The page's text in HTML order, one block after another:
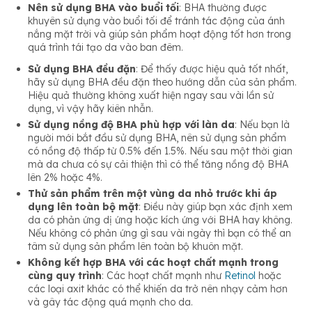
Nên sử dụng BHA vào buổi tối: BHA thường được
khuyên sử dụng vào buổi tối để tránh tác động của ánh
nắng mặt trời và giúp sản phẩm hoạt động tốt hơn trong
quá trình tái tạo da vào ban đêm.
Sử dụng BHA đều đặn: Để thấy được hiệu quả tốt nhất,
hãy sử dụng BHA đều đặn theo hướng dẫn của sản phẩm.
Hiệu quả thường không xuất hiện ngay sau vài lần sử
dụng, vì vậy hãy kiên nhẫn.
Sử dụng nồng độ BHA phù hợp với làn da: Nếu bạn là
người mới bắt đầu sử dụng BHA, nên sử dụng sản phẩm
có nồng độ thấp từ 0.5% đến 1.5%. Nếu sau một thời gian
mà da chưa có sự cải thiện thì có thể tăng nồng độ BHA
lên 2% hoặc 4%.
Thử sản phẩm trên một vùng da nhỏ trước khi áp
dụng lên toàn bộ mặt: Điều này giúp bạn xác định xem
da có phản ứng dị ứng hoặc kích ứng với BHA hay không.
Nếu không có phản ứng gì sau vài ngày thì bạn có thể an
tâm sử dụng sản phẩm lên toàn bộ khuôn mặt.
Không kết hợp BHA với các hoạt chất mạnh trong
cùng quy trình: Các hoạt chất mạnh như Retinol hoặc
các loại axit khác có thể khiến da trở nên nhạy cảm hơn
và gây tác động quá mạnh cho da.